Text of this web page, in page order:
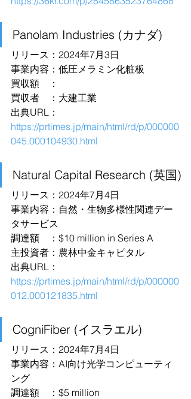
Panolam Industries (カナダ)
リリース：2024年7月3日
事業内容：低圧メラミン化粧板
買収額　：
買収者　：大建工業
出典URL：
https://prtimes.jp/main/html/rd/p/000000
045.000104930.html
Natural Capital Research (英国)
リリース：2024年7月4日
事業内容：自然・生物多様性関連デー
タサービス
調達額　：$10 million in Series A
主投資者：農林中金キャピタル
出典URL：
https://prtimes.jp/main/html/rd/p/000000
012.000121835.html
CogniFiber (イスラエル)
リリース：2024年7月4日
事業内容：AI向け光学コンピューティ
ング
調達額　：$5 million